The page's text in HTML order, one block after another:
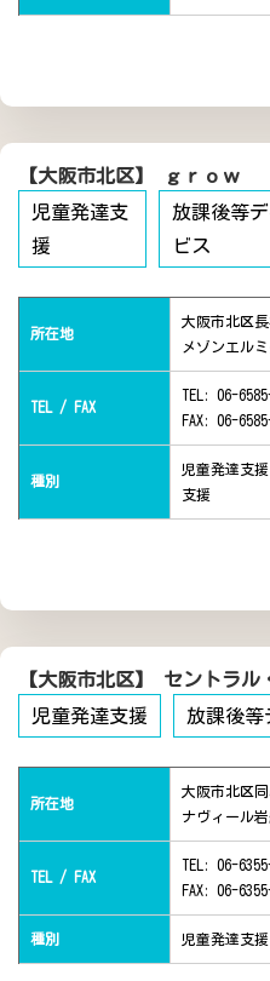
【大阪市北区】 ｇｒｏｗ
児童発達支
援
放課後等
ビス
所在地
大阪市北区
メゾンエル
TEL / FAX
TEL: 06-
FAX: 06-
種別
児童発達支
支援
【大阪市北区】 セントラ
児童発達支援
放課後等
所在地
大阪市北区
ナヴィール
TEL / FAX
TEL: 06-
FAX: 06-
種別 児童発達支